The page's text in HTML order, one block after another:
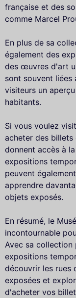
française et des
comme Marcel
En plus de sa
également des
des œuvres d'art
sont souvent
visiteurs un
habitants.
Si vous voulez
acheter des billets
donnent accès à
expositions
peuvent
apprendre
objets exposés.
En résumé, le
incontournable
Avec sa collection
expositions
découvrir les rues
exposées et
d'acheter vos